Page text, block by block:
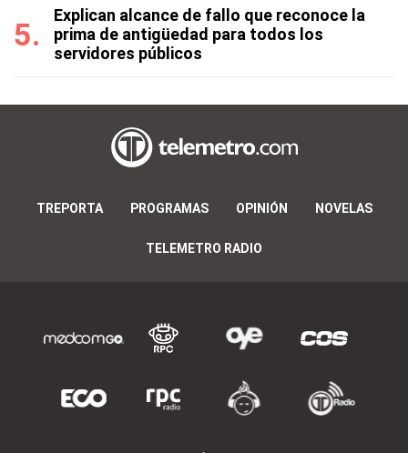
Explican alcance de fallo que reconoce la
prima de antigüedad para todos los
servidores públicos
TREPORTA PROGRAMAS OPINIÓN NOVELAS
TELEMETRO RADIO